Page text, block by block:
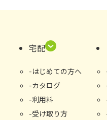
宅配
はじめての⽅へ
カタログ
利用料
受け取り⽅